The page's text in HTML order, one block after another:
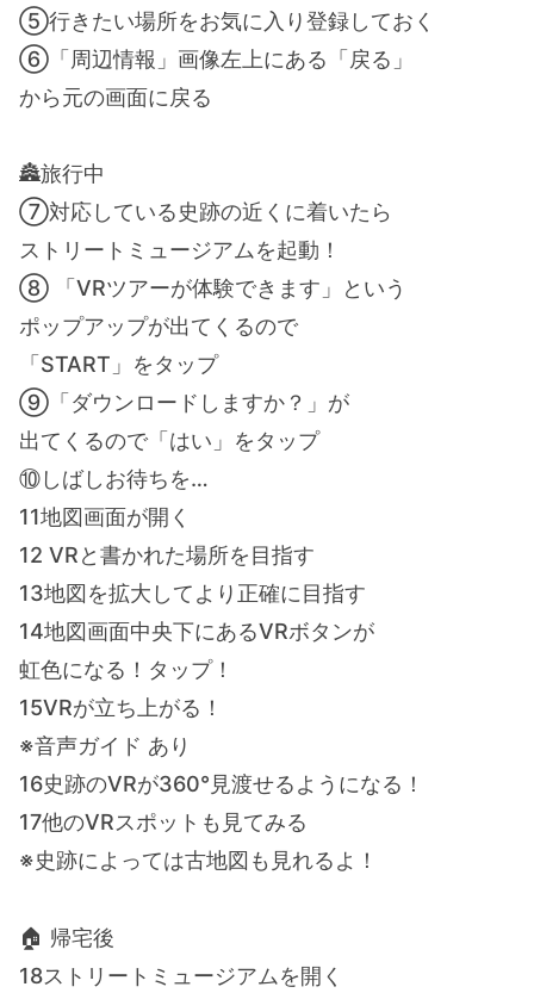
⑤行きたい場所をお気に入り登録しておく
⑥「周辺情報」画像左上にある「戻る」
から元の画面に戻る
🏯旅行中
⑦対応している史跡の近くに着いたら
ストリートミュージアムを起動！
⑧ 「VRツアーが体験できます」という
ポップアップが出てくるので
「START」をタップ
⑨「ダウンロードしますか？」が
出てくるので「はい」をタップ
⑩しばしお待ちを…
11地図画面が開く
12 VRと書かれた場所を目指す
13地図を拡大してより正確に目指す
14地図画面中央下にあるVRボタンが
虹色になる！タップ！
15VRが立ち上がる！
※音声ガイド あり
16史跡のVRが360°見渡せるようになる！
17他のVRスポットも見てみる
※史跡によっては古地図も見れるよ！
🏠 帰宅後
18ストリートミュージアムを開く